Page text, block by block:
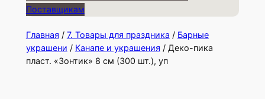
Поставщикам
Главная / 7. Товары для праздника / Барные
украшени / Канапе и украшения / Деко-пика
пласт. «Зонтик» 8 см (300 шт.), уп